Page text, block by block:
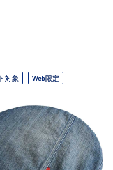
対象 Web限定